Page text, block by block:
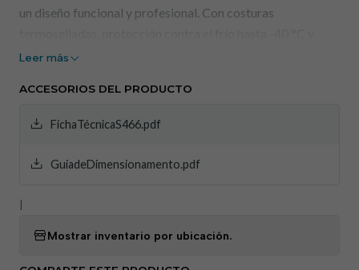
un diseño funcional y profesional. Con costuras
bandas de movimiento biorreflectantes, garantiza
exigentes.
Beneficios:
técnico y las costuras selladas.
Leer más
ACCESORIOS DEL PRODUCTO
FichaTécnicaS466.pdf
GuiadeDimensionamento.pdf
Mostrar inventario por ubicación.